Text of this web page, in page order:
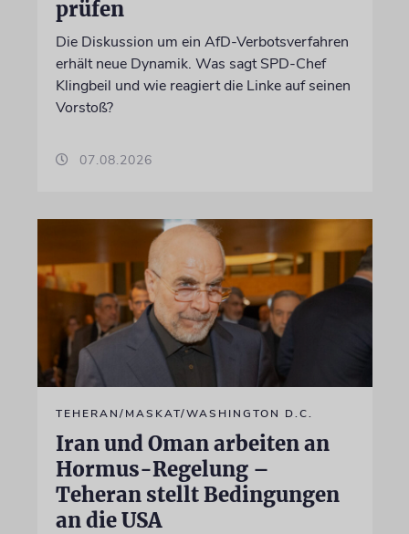
prüfen
Die Diskussion um ein AfD-Verbotsverfahren
erhält neue Dynamik. Was sagt SPD-Chef
Klingbeil und wie reagiert die Linke auf seinen
Vorstoß?
07.08.2026
TEHERAN/MASKAT/WASHINGTON D.C.
Iran und Oman arbeiten an
Hormus-Regelung –
Teheran stellt Bedingungen
an die USA